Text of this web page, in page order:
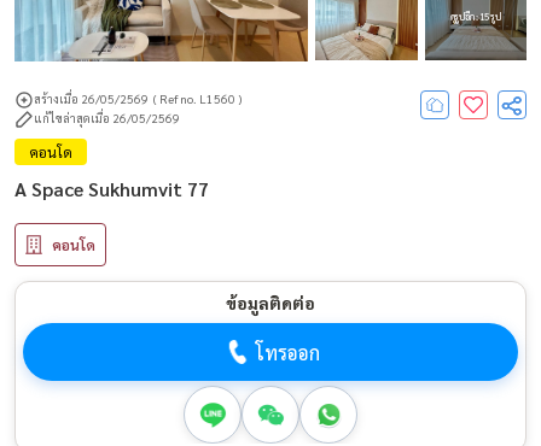
ดูรูปอีก : 15 รูป
สร้างเมื่อ 26/05/2569 ( Ref no. L1560 )
แก้ไขล่าสุดเมื่อ 26/05/2569
คอนโด
A Space Sukhumvit 77
คอนโด
ข้อมูลติดต่อ
โทรออก